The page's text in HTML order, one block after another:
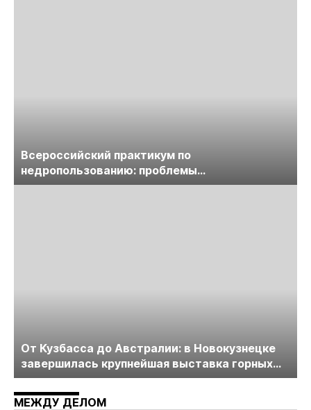
Всероссийский практикум по
недропользованию: проблемы
лицензирования, цифровизации, экспертизы
От Кузбасса до Австралии: в Новокузнецке
завершилась крупнейшая выставка горных
технологий «Недра России. Уголь России и
Майнинг»
МЕЖДУ ДЕЛОМ